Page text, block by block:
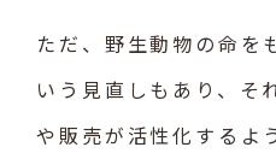
ただ、野生動物の命を
いう見直しもあり、そ
や販売が活性化するよ